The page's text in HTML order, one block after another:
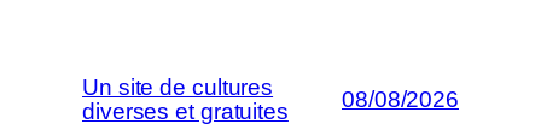
Un site de cultures
diverses et gratuites
08/08/2026